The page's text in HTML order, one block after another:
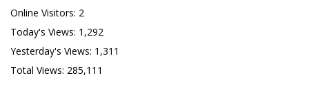
Online Visitors: 2
Today's Views: 1,292
Yesterday's Views: 1,311
Total Views: 285,111